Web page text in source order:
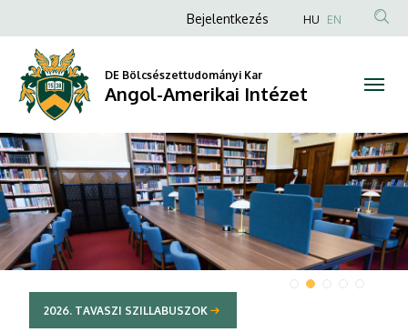
Amerikai
Intézet
Anonim
fiók
menüje
Bejelentkezés HU EN
DE Bölcsészettudományi Kar
Angol-Amerikai Intézet
DIAVETÍTÉS
2026. TAVASZI SZILLABUSZOK